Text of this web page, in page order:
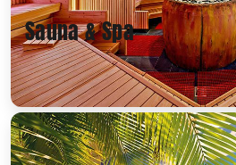
Sauna & Spa